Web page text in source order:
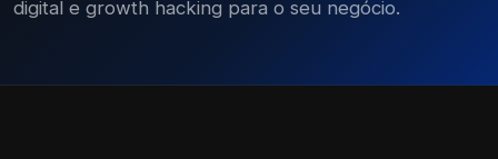
digital e growth hacking para o seu negócio.